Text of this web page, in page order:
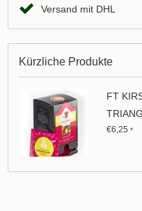
Versand mit DHL
Kürzliche Produkte
FT
€6,25*